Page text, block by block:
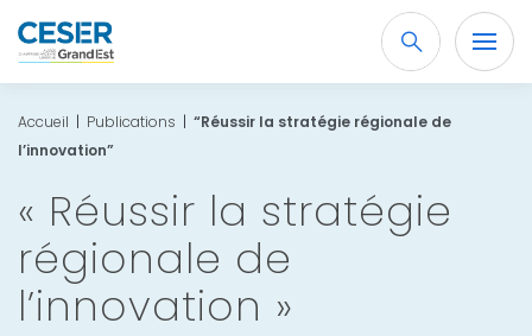
Recherche
OK
Accueil | Publications | “Réussir la stratégie régionale de
l’innovation”
« Réussir la stratégie
régionale de
l’innovation »